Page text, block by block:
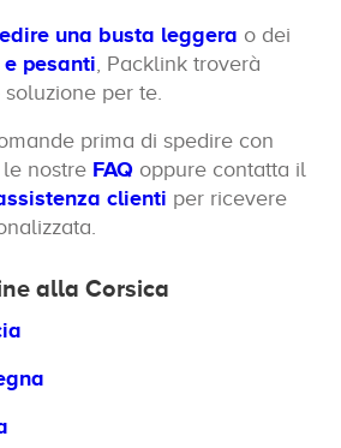
una busta leggera o dei
pesanti, Packlink troverà
per te.
prima di spedire con
nostre FAQ oppure contatta il
clienti per ricevere
alla Corsica